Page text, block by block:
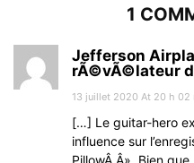
1
Jefferson
rÃ©vÃ©lateur
13 juillet 2020 At 20 h 02
[…] Le guitar-hero
influence sur
PillowÂ Â». Bien